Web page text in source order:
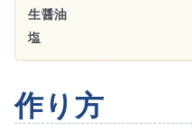
生醤油
塩
作り方